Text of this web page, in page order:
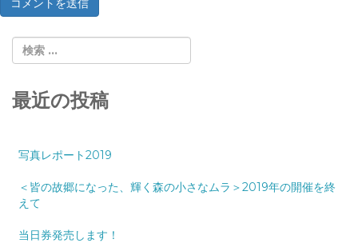
最近の投稿
写真レポート2019
＜皆の故郷になった、輝く森の小さなムラ＞2019年の開催を終
えて
当日券発売します！